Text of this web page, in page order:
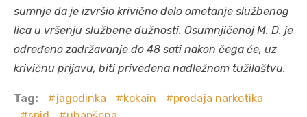
sumnje da je izvršio krivično delo ometanje službenog
lica u vršenju službene dužnosti. Osumnjičenoj M. D. je
određeno zadržavanje do 48 sati nakon čega će, uz
krivičnu prijavu, biti privedena nadležnom tužilaštvu.
Tag: jagodinka kokain
prodaja narkotika